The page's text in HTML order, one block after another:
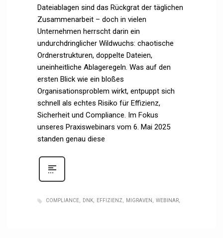
Dateiablagen sind das Rückgrat der täglichen
Zusammenarbeit – doch in vielen
Unternehmen herrscht darin ein
undurchdringlicher Wildwuchs: chaotische
Ordnerstrukturen, doppelte Dateien,
uneinheitliche Ablageregeln. Was auf den
ersten Blick wie ein bloßes
Organisationsproblem wirkt, entpuppt sich
schnell als echtes Risiko für Effizienz,
Sicherheit und Compliance. Im Fokus
unseres Praxiswebinars vom 6. Mai 2025
standen genau diese
COMPLIANCE DNK EFFIZIENZ MIGRAVEN WEBINAR